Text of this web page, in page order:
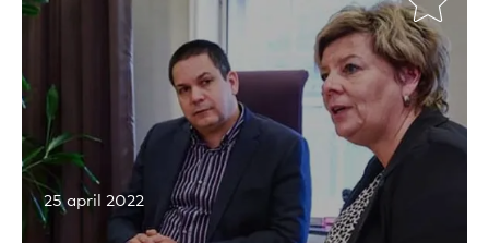
Toevoegen aan favorieten
25 april 2022